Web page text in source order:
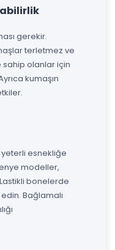
gerekir.
terletmez ve
sahip olanlar için
kumaşın
yeterli esnekliğe
modeller,
bonelerde
Bağlamalı